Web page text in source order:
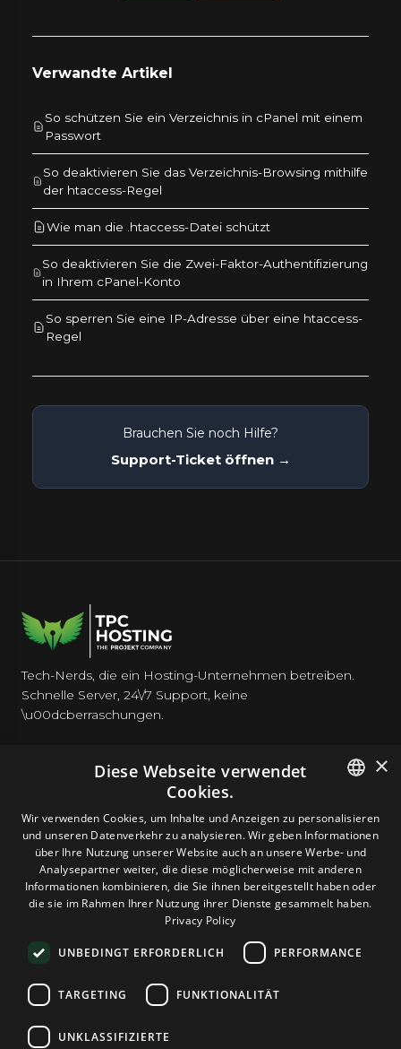
Verwandte Artikel
So schützen Sie ein Verzeichnis in cPanel mit einem
Passwort
So deaktivieren Sie das Verzeichnis-Browsing mithilfe
der htaccess-Regel
Wie man die .htaccess-Datei schützt
So deaktivieren Sie die Zwei-Faktor-Authentifizierung
in Ihrem cPanel-Konto
So sperren Sie eine IP-Adresse über eine htaccess-
Regel
Brauchen Sie noch Hilfe?
Support-Ticket öffnen →
Tech-Nerds, die ein Hosting-Unternehmen betreiben.
Schnelle Server, 24\/7 Support, keine
\u00dcberraschungen.
HOSTING
DOMAINS & E-MAIL
TOOLS & SICHERHEIT
UNTERNEHMEN
ENGLISH
ROMANIAN
×
Diese Webseite verwendet
Cookies.
Wir verwenden Cookies, um Inhalte und Anzeigen zu personalisieren
und unseren Datenverkehr zu analysieren. Wir geben Informationen
über Ihre Nutzung unserer Website auch an unsere Werbe- und
Analysepartner weiter, die diese möglicherweise mit anderen
Informationen kombinieren, die Sie ihnen bereitgestellt haben oder
die sie im Rahmen Ihrer Nutzung ihrer Dienste gesammelt haben.
Privacy Policy
UNBEDINGT ERFORDERLICH PERFORMANCE
TARGETING FUNKTIONALITÄT
UNKLASSIFIZIERTE